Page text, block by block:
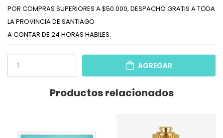
POR COMPRAS SUPERIORES A $50.000, DESPACHO GRATIS A TODA
LA PROVINCIA DE SANTIAGO
A CONTAR DE 24 HORAS HABILES.
AGREGAR
Productos relacionados